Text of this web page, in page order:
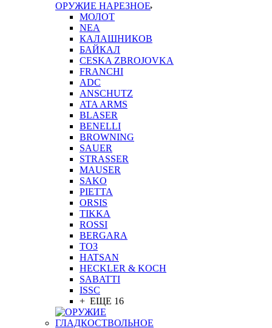
ОРУЖИЕ НАРЕЗНОЕ
МОЛОТ
NEA
КАЛАШНИКОВ
БАЙКАЛ
CESKA ZBROJOVKA
FRANCHI
ADC
ANSCHUTZ
ATA ARMS
BLASER
BENELLI
BROWNING
SAUER
STRASSER
MAUSER
SAKO
PIETTA
ORSIS
TIKKA
ROSSI
BERGARA
ТОЗ
HATSAN
HECKLER & KOCH
SABATTI
ISSC
+ ЕЩЕ 16